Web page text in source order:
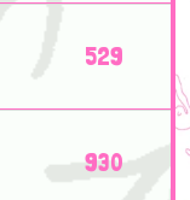
529
930